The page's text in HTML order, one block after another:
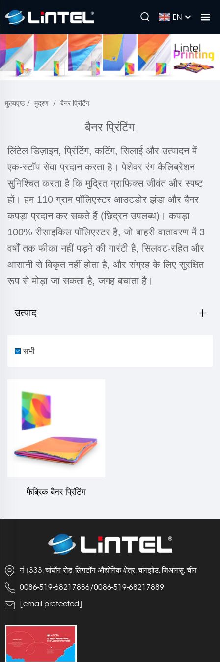
EN
मुख्यपृष्ठ/ मुद्रण / बैनर प्रिंटिंग
बैनर प्रिंटिंग
लिंटेल डिज़ाइन, प्रिंटिंग, कटिंग, सिलाई और उत्पादन में
एक-स्टॉप सेवा प्रदान करता है। पेशेवर रंग कैलिब्रेशन
सुनिश्चित करता है कि मुद्रित ग्राफिक्स जीवंत और स्पष्ट
हों। हम 110 ग्राम पॉलिएस्टर आउटडोर झंडा और बैनर
कपड़ा प्रदान कर सकते हैं (छिद्रन उपलब्ध)। कपड़ा
100% रीसाइकिल पॉलिएस्टर है, जो बाहरी वातावरण में 3
वर्षों तक फीका नहीं पड़ने की गारंटी है, सिलवट-रहित और
आसानी से विकृत नहीं होता है, और संग्रह के लिए सुरक्षित
रूप से मोड़ा जा सकता है, जगह बचाता है।
उत्पाद
सभी
फैब्रिक बैनर प्रिंटिंग
नं।333, चांघोंग रोड, लिंगटॉन औद्योगिक क्षेत्र, चांगझोउ, जिआंगसु, चीन
0086-519-68217886/0086-519-68217889
[email protected]